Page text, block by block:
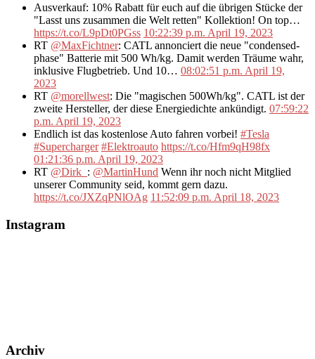
Ausverkauf: 10% Rabatt für euch auf die übrigen Stücke der
"Lasst uns zusammen die Welt retten" Kollektion! On top…
https://t.co/L9pDt0PGss 10:22:39 p.m. April 19, 2023
RT @MaxFichtner: CATL annonciert die neue "condensed-
phase" Batterie mit 500 Wh/kg. Damit werden Träume wahr,
inklusive Flugbetrieb. Und 10… 08:02:51 p.m. April 19,
2023
RT @morellwest: Die "magischen 500Wh/kg". CATL ist der
zweite Hersteller, der diese Energiedichte ankündigt. 07:59:22
p.m. April 19, 2023
Endlich ist das kostenlose Auto fahren vorbei! #Tesla
#Supercharger #Elektroauto https://t.co/Hfm9qH98fx
01:21:36 p.m. April 19, 2023
RT @Dirk_ : @MartinHund Wenn ihr noch nicht Mitglied
unserer Community seid, kommt gern dazu.
https://t.co/JXZqPNlOAg 11:52:09 p.m. April 18, 2023
Instagram
Archiv